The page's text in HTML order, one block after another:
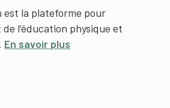
est la plateforme pour
de l’éducation physique et
En savoir plus